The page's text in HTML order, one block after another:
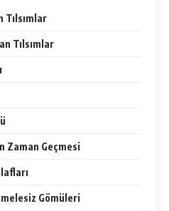
Tılsımlar
Tılsımlar
Zaman Geçmesi
Gömüleri